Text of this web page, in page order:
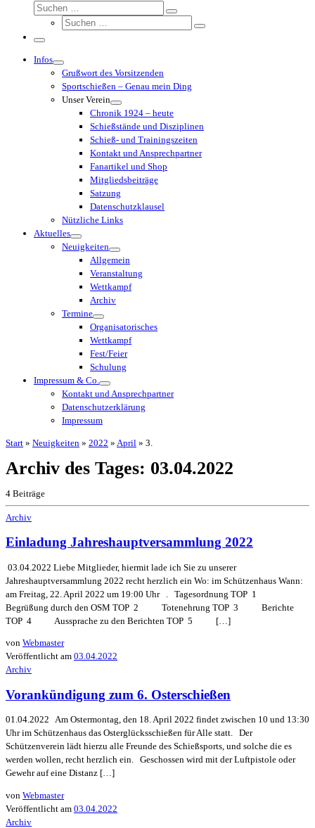
Suche
Suchen …
Suche
Suchen …
Menü
Infos
Grußwort des Vorsitzenden
Sportschießen – Genau mein Ding
Unser Verein
Chronik 1924 – heute
Schießstände und Disziplinen
Schieß- und Trainingszeiten
Kontakt und Ansprechpartner
Fanartikel und Shop
Mitgliedsbeiträge
Satzung
Datenschutzklausel
Nützliche Links
Aktuelles
Neuigkeiten
Allgemein
Veranstaltung
Wettkampf
Archiv
Termine
Organisatorisches
Wettkampf
Fest/Feier
Schulung
Impressum & Co.
Kontakt und Ansprechpartner
Datenschutzerklärung
Impressum
Start » Neuigkeiten » 2022 » April » 3.
Archiv des Tages: 03.04.2022
4 Beiträge
Archiv
Einladung Jahreshauptversammlung 2022
03.04.2022 Liebe Mitglieder, hiermit lade ich Sie zu unserer
Jahreshauptversammlung 2022 recht herzlich ein Wo: im Schützenhaus Wann:
am Freitag, 22. April 2022 um 19:00 Uhr . Tagesordnung TOP 1
Begrüßung durch den OSM TOP 2 Totenehrung TOP 3 Berichte
TOP 4 Aussprache zu den Berichten TOP 5 […]
von Webmaster
Veröffentlicht am 03.04.2022
Archiv
Vorankündigung zum 6. Osterschießen
01.04.2022 Am Ostermontag, den 18. April 2022 findet zwischen 10 und 13:30
Uhr im Schützenhaus das Osterglücksschießen für Alle statt. Der
Schützenverein lädt hierzu alle Freunde des Schießsports, und solche die es
werden wollen, recht herzlich ein. Geschossen wird mit der Luftpistole oder
Gewehr auf eine Distanz […]
von Webmaster
Veröffentlicht am 03.04.2022
Archiv